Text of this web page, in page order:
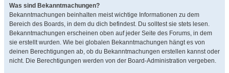
Was sind Bekanntmachungen?
Bekanntmachungen beinhalten meist wichtige Informationen zu dem
Bereich des Boards, in dem du dich befindest. Du solltest sie stets lesen.
Bekanntmachungen erscheinen oben auf jeder Seite des Forums, in dem
sie erstellt wurden. Wie bei globalen Bekanntmachungen hängt es von
deinen Berechtigungen ab, ob du Bekanntmachungen erstellen kannst oder
nicht. Die Berechtigungen werden von der Board-Administration vergeben.